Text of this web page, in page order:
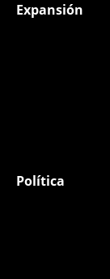
Expansión
Política